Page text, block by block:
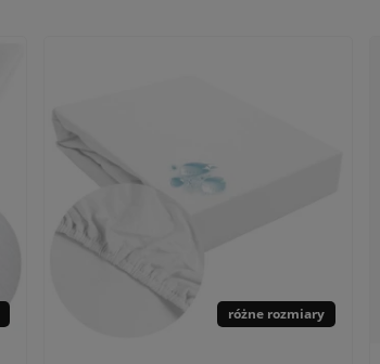
różne rozmiary